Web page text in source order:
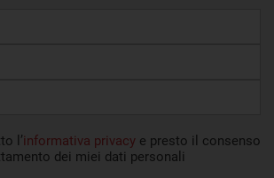
l’informativa privacy e presto il consenso
dei miei dati personali